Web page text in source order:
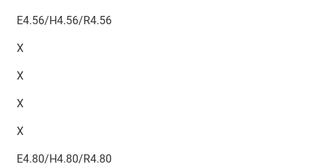
E4.56/H4.56/R4.56
X
X
X
X
E4.80/H4.80/R4.80